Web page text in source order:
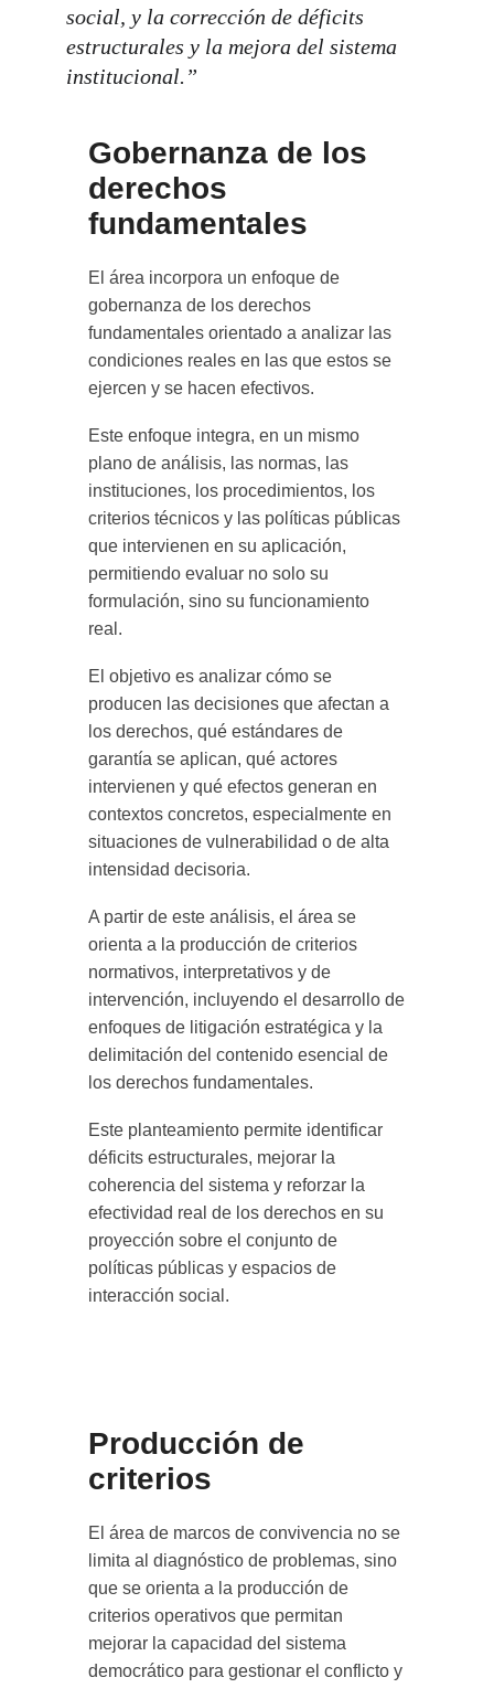
social, y la corrección de déficits
estructurales y la mejora del sistema
institucional.”